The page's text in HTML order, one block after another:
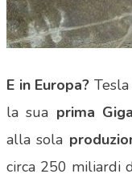
E in Europa?
la sua prima
alla sola
circa 250 miliardi